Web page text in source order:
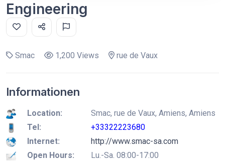
Engineering
Smac 1,200 Views rue de Vaux
Informationen
Location:
Smac, rue de Vaux, Amiens, Amiens
Tel:
+33322223680
Internet:
http://www.smac-sa.com
Open Hours:
Lu.-Sa. 08:00-17:00